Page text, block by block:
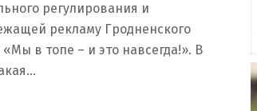
регулирования и
рекламу Гродненского
в топе – и это навсегда!». В